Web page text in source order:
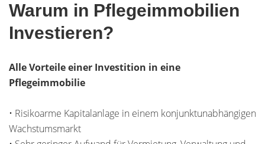
Warum in Pflegeimmobilien
Investieren?
Alle Vorteile einer Investition in eine
Pflegeimmobilie
• Risikoarme Kapitalanlage in einem konjunktunabhängigen
Wachstumsmarkt